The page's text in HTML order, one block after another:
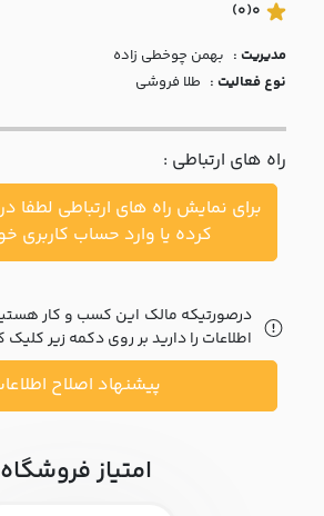
با ما
مقالات
اخبار
پرسش
متداول
خواست
0
(0)
مدیریت : بهمن چوخطي زاده
نوع فعالیت : طلا فروشی
راه های ارتباطی :
برای نمایش راه های ارتباطی لطفا
کرده یا وارد حساب کاربری
درصورتیکه مالک این کسب و کار
اطلاعات را دارید بر روی دکمه زیر کلیک
پیشنهاد اصلاح
امتیاز فروشگاه